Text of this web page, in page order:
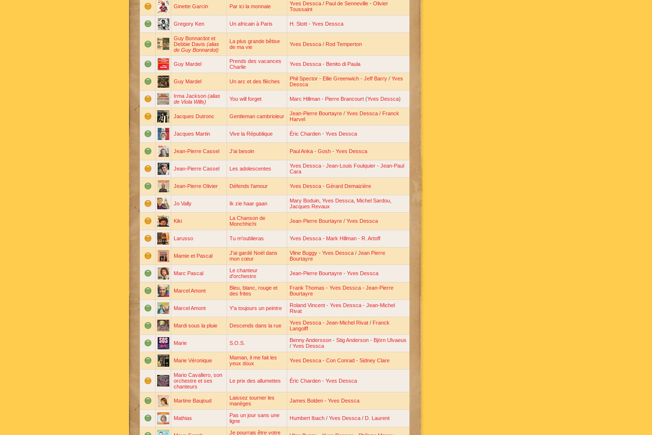
Ginette Garcin Par ici la monnaie Yves Dessca / Paul de Senneville - Olivier
Toussaint
Gregory Ken Un africain à Paris H. Stott - Yves Dessca
Guy Bonnardot et
Debbie Davis (alias
de Guy Bonnardot)
La plus grande bêtise
de ma vie
Yves Dessca / Rod Temperton
Guy Mardel
Prends des vacances
Charlie
Yves Dessca - Benito di Paula
Guy Mardel Un arc et des flèches Phil Spector - Ellie Greenwich - Jeff Barry / Yves
Dessca
Irma Jackson (alias
de Viola Wills)
You will forget Marc Hillman - Pierre Brancourt (Yves Dessca)
Jacques Dutronc Gentleman cambrioleur Jean-Pierre Bourtayre / Yves Dessca / Franck
Harvel
Jacques Martin Vive la République Éric Charden - Yves Dessca
Jean-Pierre Cassel J'ai besoin Paul Anka - Gosh - Yves Dessca
Jean-Pierre Cassel Les adolescentes Yves Dessca - Jean-Louis Foulquier - Jean-Paul
Cara
Jean-Pierre Olivier Défends l'amour Yves Dessca - Gérard Demaizière
Jo Vally Ik zie haar gaan Mary Boduin Yves Dessca Michel Sardou
Jacques Revaux
Kiki
La Chanson de
Monchhichi
Jean-Pierre Bourtayre / Yves Dessca
Larusso Tu m'oublieras Yves Dessca - Mark Hillman - R. Artoff
Mamie et Pascal
J'ai gardé Noël dans
mon cœur
Vline Buggy - Yves Dessca / Jean Pierre
Bourtayre
Marc Pascal
Le chanteur
d'orchestre
Jean-Pierre Bourtayre - Yves Dessca
Marcel Amont
Bleu, blanc, rouge et
des frites
Frank Thomas - Yves Dessca - Jean-Pierre
Bourtayre
Marcel Amont Y'a toujours un peintre Roland Vincent - Yves Dessca - Jean-Michel
Rivat
Mardi sous la pluie Descends dans la rue Yves Dessca - Jean-Michel Rivat / Franck
Langolff
Marie S.O.S. Benny Andersson - Stig Anderson - Björn Ulvaeus
/ Yves Dessca
Marie Véronique
Maman, il me fait les
yeux doux
Yves Dessca - Con Conrad - Sidney Clare
Mario Cavallero, son
orchestre et ses
chanteurs
Le prix des allumettes Éric Charden - Yves Dessca
Martine Baujoud
Laissez tourner les
manèges
James Bolden - Yves Dessca
Mathias
Pas un jour sans une
ligne
Humbert Ibach / Yves Dessca / D. Laurent
Je pourrais être votre